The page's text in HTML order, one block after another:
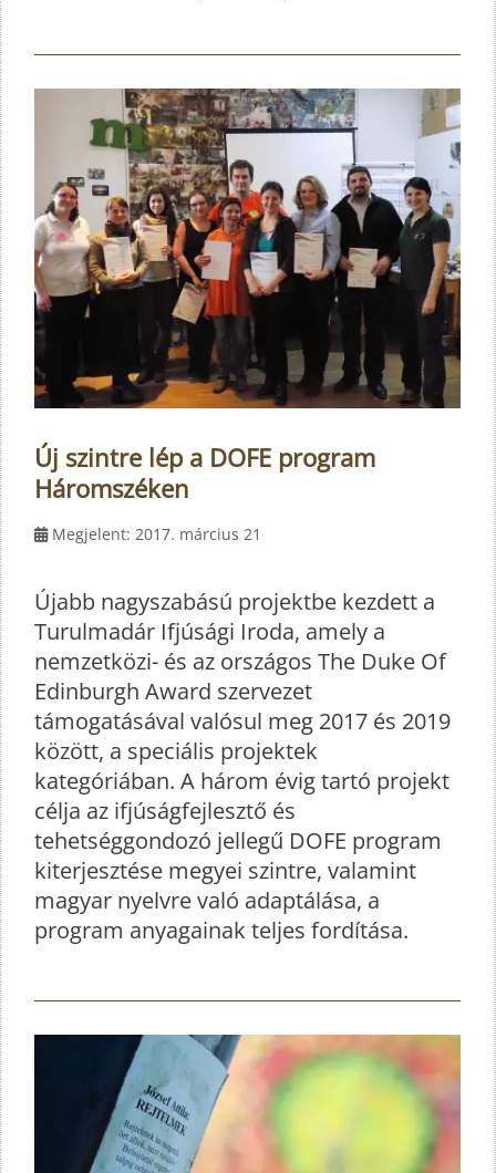
Új szintre lép a DOFE program
Háromszéken
Megjelent: 2017. március 21
Újabb nagyszabású projektbe kezdett a
Turulmadár Ifjúsági Iroda, amely a
nemzetközi- és az országos The Duke Of
Edinburgh Award szervezet
támogatásával valósul meg 2017 és 2019
között, a speciális projektek
kategóriában. A három évig tartó projekt
célja az ifjúságfejlesztő és
tehetséggondozó jellegű DOFE program
kiterjesztése megyei szintre, valamint
magyar nyelvre való adaptálása, a
program anyagainak teljes fordítása.